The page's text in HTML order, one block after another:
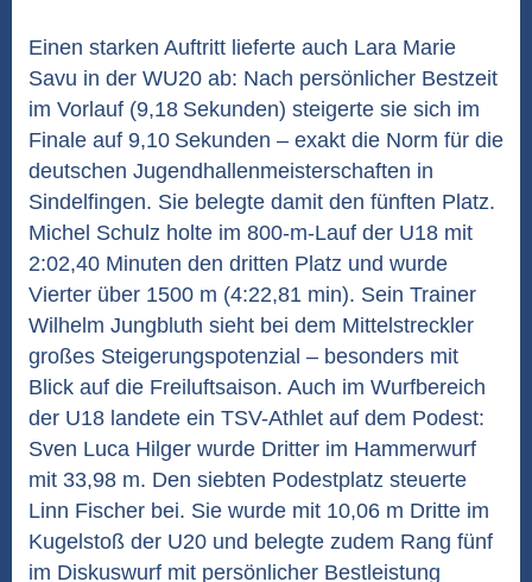
Einen starken Auftritt lieferte auch Lara Marie
Savu in der WU20 ab: Nach persönlicher Bestzeit
im Vorlauf (9,18 Sekunden) steigerte sie sich im
Finale auf 9,10 Sekunden – exakt die Norm für die
deutschen Jugendhallenmeisterschaften in
Sindelfingen. Sie belegte damit den fünften Platz.
Michel Schulz holte im 800-m-Lauf der U18 mit
2:02,40 Minuten den dritten Platz und wurde
Vierter über 1500 m (4:22,81 min). Sein Trainer
Wilhelm Jungbluth sieht bei dem Mittelstreckler
großes Steigerungspotenzial – besonders mit
Blick auf die Freiluftsaison. Auch im Wurfbereich
der U18 landete ein TSV-Athlet auf dem Podest:
Sven Luca Hilger wurde Dritter im Hammerwurf
mit 33,98 m. Den siebten Podestplatz steuerte
Linn Fischer bei. Sie wurde mit 10,06 m Dritte im
Kugelstoß der U20 und belegte zudem Rang fünf
im Diskuswurf mit persönlicher Bestleistung